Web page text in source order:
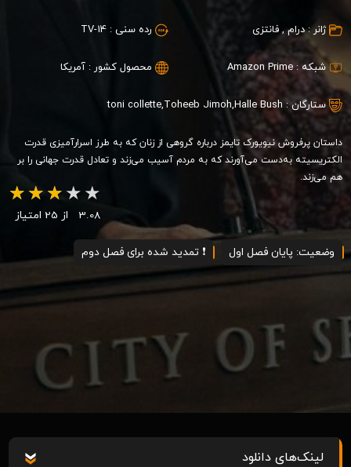
ژانر : درام,فانتزی رده سنی : TV-14
شبکه : Amazon Prime محصول کشور : آمریکا
ستارگان : toni collette,Toheeb Jimoh,Halle Bush
داستان پرفروش نیویورک تایمز درباره گروهی از زنان که به طرز اسرارآمیزی قدرت
الکتریسیته به‌دست می‌آورند که به مردم آسیب می‌زند و تعادل قدرت جهانی را بر
هم می‌زند.
3.08 از 25 امتیاز
وضعیت: پایان فصل اول ❗️ تمدید شده برای فصل دوم
لینک‌های دانلود